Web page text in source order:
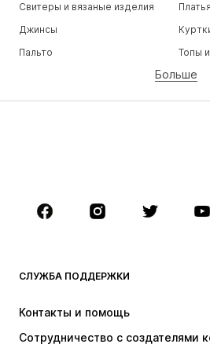
Свитеры и вязаные изделия
Платья
Джинсы
Пальто
Топы
Белье
Юбки
Аксессуары
НОВИНКИ
Куртки
Больше
СЛУЖБА ПОДДЕРЖКИ
Контакты и помощь
Сотрудничество с создателями